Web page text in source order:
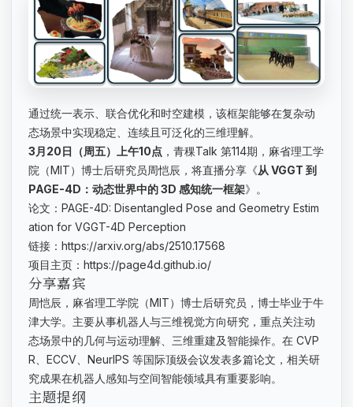
通过统一表示、联合优化和时空建模，该框架能够在复杂动
态场景中实现稳定、连续且可泛化的三维理解。
3月20日（周五）上午10点 ，青稞Talk 第114期，麻省理工学
院（MIT）博士后研究员周恺辰，将直播分享《从 VGGT 到
PAGE-4D：动态世界中的 3D 感知统一框架》。
论文：PAGE-4D: Disentangled Pose and Geometry Estim
ation for VGGT-4D Perception
链接：https://arxiv.org/abs/2510.17568
项目主页：https://page4d.github.io/
分享嘉宾
周恺辰，麻省理工学院（MIT）博士后研究员，博士毕业于牛
津大学。主要从事机器人与三维视觉方向研究，重点关注动
态场景中的几何与运动理解、三维重建及智能操作。在 CVP
R、ECCV、NeurIPS 等国际顶级会议发表多篇论文，相关研
究成果在机器人感知与空间智能领域具有重要影响。
主题提纲